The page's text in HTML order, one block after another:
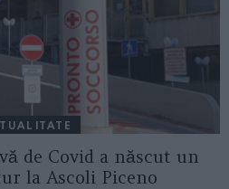
de Covid a născut un
la Ascoli Piceno